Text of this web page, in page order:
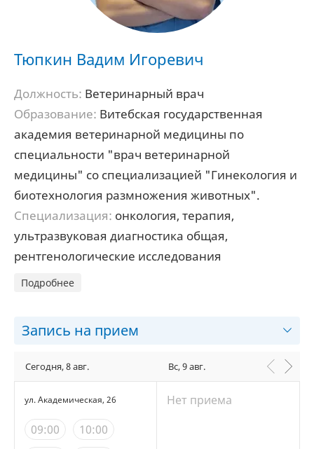
Тюпкин Вадим Игоревич
Должность: Ветеринарный врач
Образование: Витебская государственная
академия ветеринарной медицины по
специальности "врач ветеринарной
медицины" со специализацией "Гинекология и
биотехнология размножения животных".
Специализация: онкология, терапия,
ультразвуковая диагностика общая,
рентгенологические исследования
Подробнее
Запись на прием
Сегодня, 8 авг.
ул. Академическая, 26
09:00
10:00
Вс, 9 авг.
Нет приема